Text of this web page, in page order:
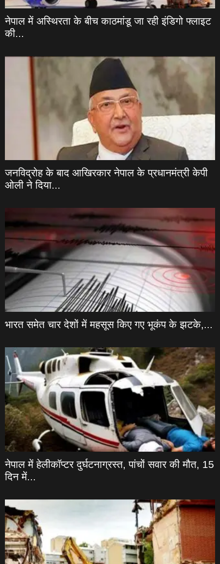
नेपाल में अस्थिरता के बीच काठमांडू जा रही इंडिगो फ्लाइट
की...
जनविद्रोह के बाद आखिरकार नेपाल के प्रधानमंत्री केपी
ओली ने दिया...
भारत समेत चार देशों में महसूस किए गए भूकंप के झटके,...
नेपाल में हेलीकॉप्टर दुर्घटनाग्रस्त, पांचों सवार की मौत, 15
दिन में...